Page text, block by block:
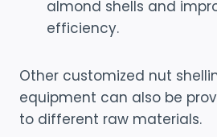
almond shells and
efficiency.
Other customized nut
equipment can also be
to different raw materials.